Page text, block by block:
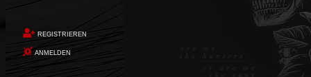
REGISTRIEREN
ANMELDEN